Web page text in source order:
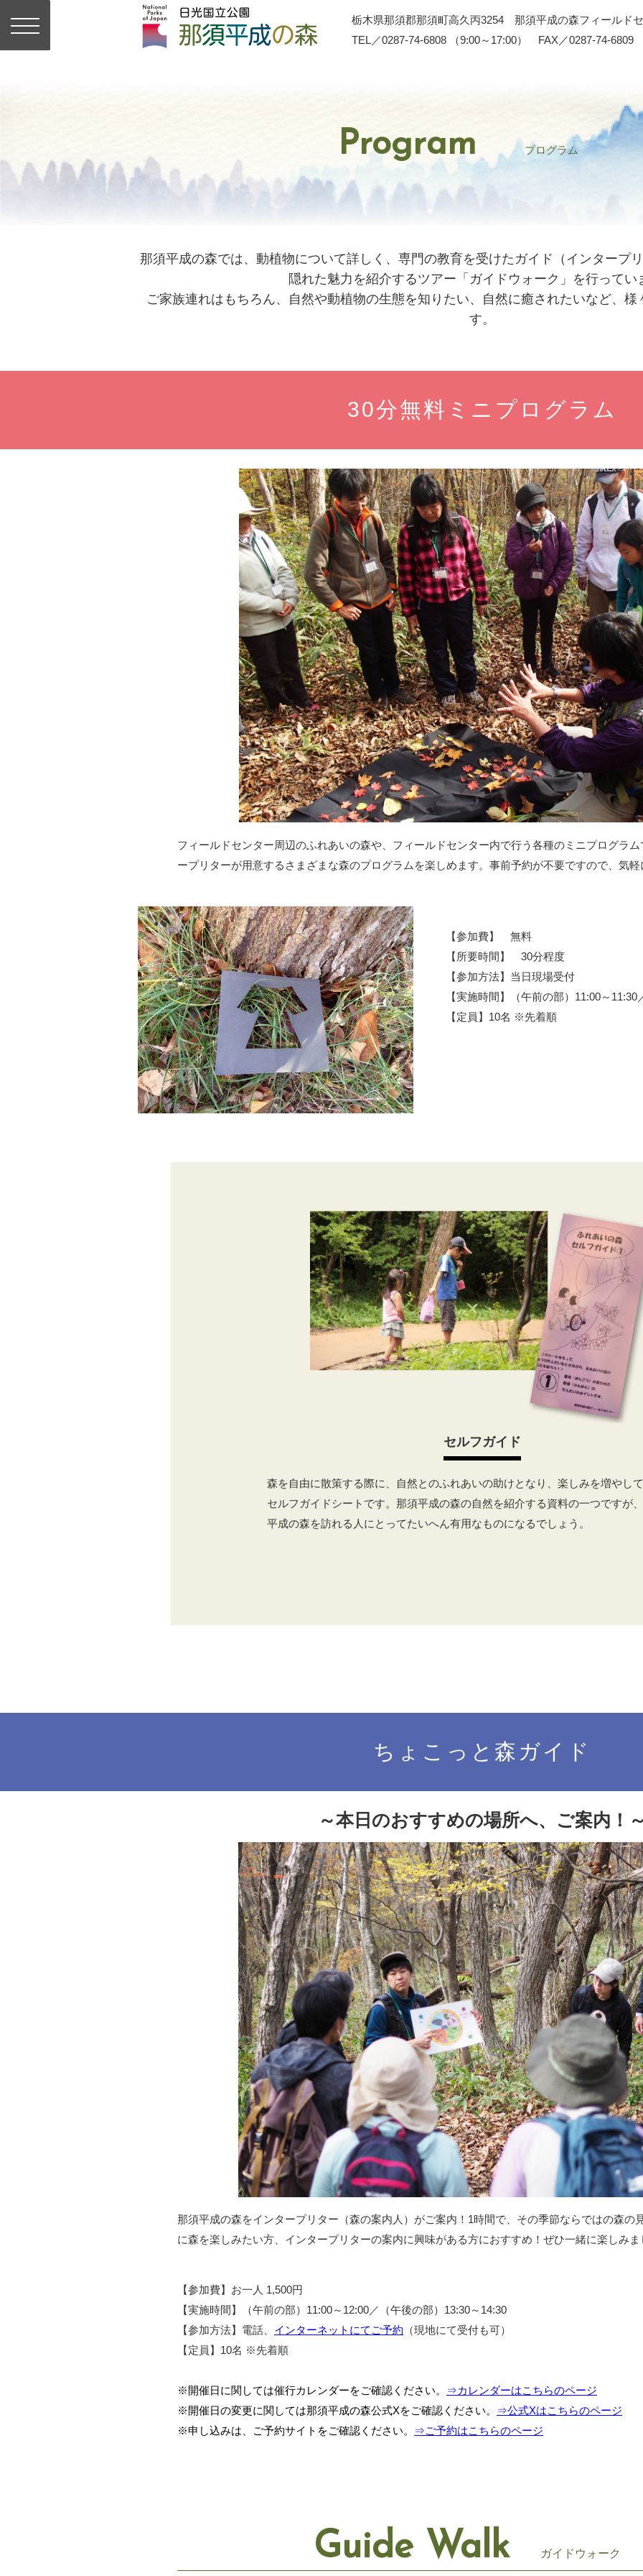
栃木県那須郡那須町高久丙3254 那須平成の森フィールド
TEL／0287-74-6808 （9:00～17:00） FAX／0287-74-6809
Program プログラム
那須平成の森では、動植物について詳しく、専門の教育を受けたガイド（インタープ
隠れた魅力を紹介するツアー「ガイドウォーク」を行ってい
ご家族連れはもちろん、自然や動植物の生態を知りたい、自然に癒されたいなど、
す。
30分無料ミニプログラム
フィールドセンター周辺のふれあいの森や、フィールドセンター内で行う各種のミニプログラ
ープリターが用意するさまざまな森のプログラムを楽しめます。事前予約が不要ですので、気
【参加費】 無料
【所要時間】 30分程度
【参加方法】当日現場受付
【実施時間】（午前の部）11:00～11:30／
【定員】10名 ※先着順
セルフガイド
森を自由に散策する際に、自然とのふれあいの助けとなり、楽しみを増やし
セルフガイドシートです。那須平成の森の自然を紹介する資料の一つですが
平成の森を訪れる人にとってたいへん有用なものになるでしょう。
ちょこっと森ガイド
～本日のおすすめの場所へ、ご案内！
那須平成の森をインタープリター（森の案内人）がご案内！1時間で、その季節ならではの森の
に森を楽しみたい方、インタープリターの案内に興味がある方におすすめ！ぜひ一緒に楽しみま
【参加費】お一人 1,500円
【実施時間】（午前の部）11:00～12:00／（午後の部）13:30～14:30
【参加方法】電話、 インターネットにてご予約 （現地にて受付も可）
【定員】10名 ※先着順
※開催日に関しては催行カレンダーをご確認ください。
⇒カレンダーはこちらのページ
※開催日の変更に関しては那須平成の森公式Xをご確認ください。
⇒公式Xはこちらのページ
※申し込みは、ご予約サイトをご確認ください。
⇒ご予約はこちらのページ
Guide Walk ガイドウォーク